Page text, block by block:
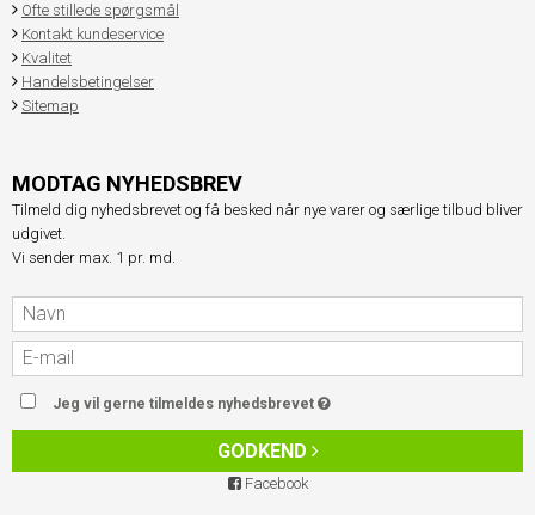
Ofte stillede spørgsmål
Kontakt kundeservice
Kvalitet
Handelsbetingelser
Sitemap
MODTAG NYHEDSBREV
Tilmeld dig nyhedsbrevet og få besked når nye varer og særlige tilbud bliver
udgivet.
Vi sender max. 1 pr. md.
Jeg vil gerne tilmeldes nyhedsbrevet
GODKEND
Facebook